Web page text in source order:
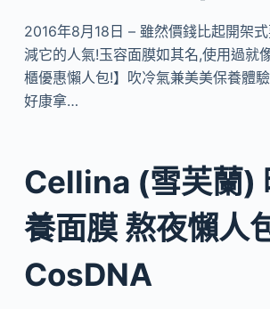
2016年8月18日 – 雖然價錢比起開架
減它的人氣!玉容面膜如其名,使用過就
櫃優惠懶人包!】吹冷氣兼美美保養體
好康拿…
Cellina (雪芙蘭)
養面膜 熬夜懶人
CosDNA